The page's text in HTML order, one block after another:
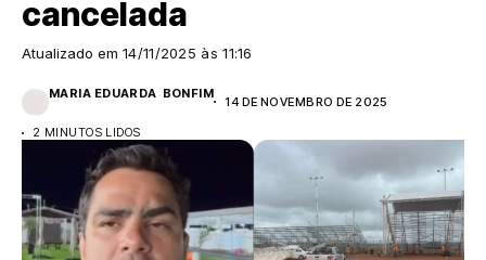
cancelada
Atualizado em 14/11/2025 às 11:16
MARIA EDUARDA BONFIM
14 DE NOVEMBRO DE 2025
2 MINUTOS LIDOS